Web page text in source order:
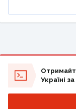
Україні